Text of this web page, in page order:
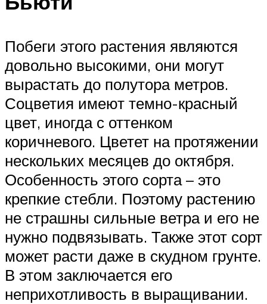
Побеги этого растения являются
довольно высокими, они могут
вырастать до полутора метров.
Соцветия имеют темно-красный
цвет, иногда с оттенком
коричневого. Цветет на протяжении
нескольких месяцев до октября.
Особенность этого сорта – это
крепкие стебли. Поэтому растению
не страшны сильные ветра и его не
нужно подвязывать. Также этот сорт
может расти даже в скудном грунте.
В этом заключается его
неприхотливость в выращивании.